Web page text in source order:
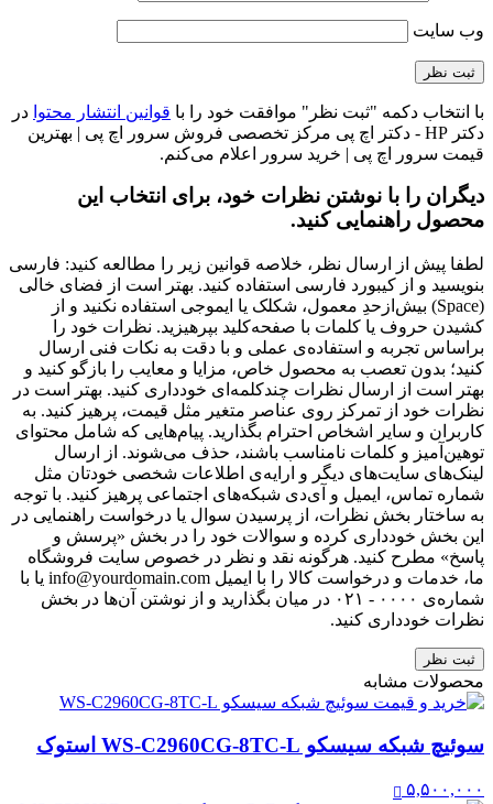
وب‌ سایت
با انتخاب دکمه "ثبت نظر" موافقت خود را با قوانین انتشار محتوا در
دکتر HP - دکتر اچ پی مرکز تخصصی فروش سرور اچ پی | بهترین
قیمت سرور اچ پی | خرید سرور اعلام می‌کنم.
دیگران را با نوشتن نظرات خود، برای انتخاب این
محصول راهنمایی کنید.
لطفا پیش از ارسال نظر، خلاصه قوانین زیر را مطالعه کنید: فارسی
بنویسید و از کیبورد فارسی استفاده کنید. بهتر است از فضای خالی
(Space) بیش‌از‌حدِ معمول، شکلک یا ایموجی استفاده نکنید و از
کشیدن حروف یا کلمات با صفحه‌کلید بپرهیزید. نظرات خود را
براساس تجربه و استفاده‌ی عملی و با دقت به نکات فنی ارسال
کنید؛ بدون تعصب به محصول خاص، مزایا و معایب را بازگو کنید و
بهتر است از ارسال نظرات چندکلمه‌‌ای خودداری کنید. بهتر است در
نظرات خود از تمرکز روی عناصر متغیر مثل قیمت، پرهیز کنید. به
کاربران و سایر اشخاص احترام بگذارید. پیام‌هایی که شامل محتوای
توهین‌آمیز و کلمات نامناسب باشند، حذف می‌شوند. از ارسال
لینک‌های سایت‌های دیگر و ارایه‌ی اطلاعات شخصی خودتان مثل
شماره تماس، ایمیل و آی‌دی شبکه‌های اجتماعی پرهیز کنید. با توجه
به ساختار بخش نظرات، از پرسیدن سوال یا درخواست راهنمایی در
این بخش خودداری کرده و سوالات خود را در بخش «پرسش و
پاسخ» مطرح کنید. هرگونه نقد و نظر در خصوص سایت فروشگاه
ما، خدمات و درخواست کالا را با ایمیل info@yourdomain.com یا با
شماره‌ی ۰۰۰۰ - ۰۲۱ در میان بگذارید و از نوشتن آن‌ها در بخش
نظرات خودداری کنید.
ثبت نظر
محصولات مشابه
سوئیچ شبکه سیسکو WS-C2960CG-8TC-L استوک
۵,۵۰۰,۰۰۰